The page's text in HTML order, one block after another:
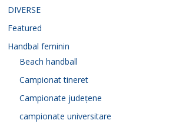
DIVERSE
Featured
Handbal feminin
Beach handball
Campionat tineret
Campionate județene
campionate universitare